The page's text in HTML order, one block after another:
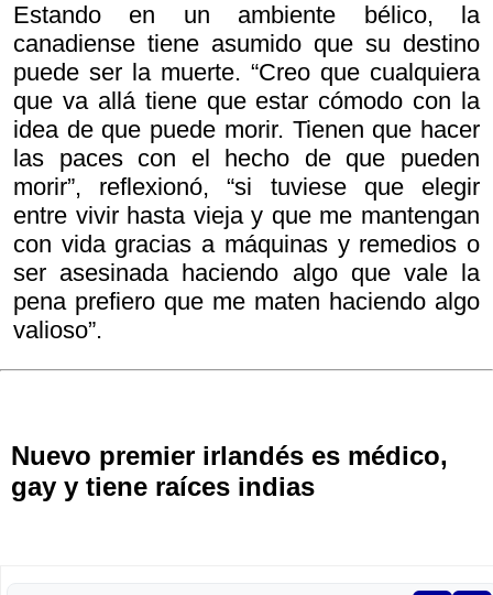
Estando en un ambiente bélico, la
canadiense tiene asumido que su destino
puede ser la muerte. “Creo que cualquiera
que va allá tiene que estar cómodo con la
idea de que puede morir. Tienen que hacer
las paces con el hecho de que pueden
morir”, reflexionó, “si tuviese que elegir
entre vivir hasta vieja y que me mantengan
con vida gracias a máquinas y remedios o
ser asesinada haciendo algo que vale la
pena prefiero que me maten haciendo algo
valioso”.
Nuevo premier irlandés es médico,
gay y tiene raíces indias